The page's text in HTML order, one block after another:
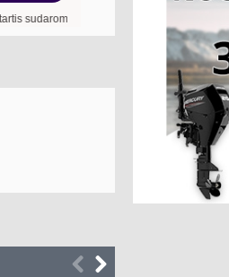
18mėn. terminui, metinė palūkanų norma –